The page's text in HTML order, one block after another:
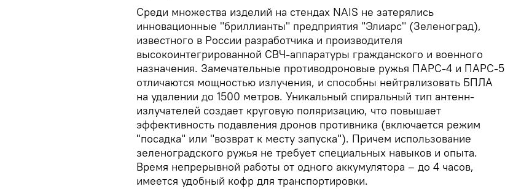
Среди множества изделий на стендах NAIS не затерялись
инновационные "бриллианты" предприятия "Элиарс" (Зеленоград),
известного в России разработчика и производителя
высокоинтегрированной СВЧ-аппаратуры гражданского и военного
назначения. Замечательные противодроновые ружья ПАРС-4 и ПАРС-5
отличаются мощностью излучения, и способны нейтрализовать БПЛА
на удалении до 1500 метров. Уникальный спиральный тип антенн-
излучателей создает круговую поляризацию, что повышает
эффективность подавления дронов противника (включается режим
"посадка" или "возврат к месту запуска"). Причем использование
зеленоградского ружья не требует специальных навыков и опыта.
Время непрерывной работы от одного аккумулятора – до 4 часов,
имеется удобный кофр для транспортировки.